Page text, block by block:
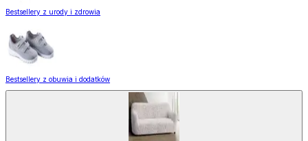
Bestsellery z urody i zdrowia
Bestsellery z obuwia i dodatków